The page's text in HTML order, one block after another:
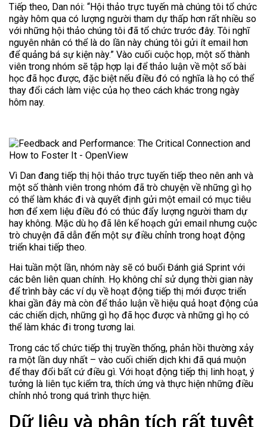
Tiếp theo, Dan nói: “Hội thảo trực tuyến mà chúng tôi tổ chức
ngày hôm qua có lượng người tham dự thấp hơn rất nhiều so
với những hội thảo chúng tôi đã tổ chức trước đây. Tôi nghĩ
nguyên nhân có thể là do lần này chúng tôi gửi ít email hơn
để quảng bá sự kiện này.” Vào cuối cuộc họp, một số thành
viên trong nhóm sẽ tập hợp lại để thảo luận về một số bài
học đã học được, đặc biệt nếu điều đó có nghĩa là họ có thể
thay đổi cách làm việc của họ theo cách khác trong ngày
hôm nay.
Vì Dan đang tiếp thị hội thảo trực tuyến tiếp theo nên anh và
một số thành viên trong nhóm đã trò chuyện về những gì họ
có thể làm khác đi và quyết định gửi một email có mục tiêu
hơn để xem liệu điều đó có thúc đẩy lượng người tham dự
hay không. Mặc dù họ đã lên kế hoạch gửi email nhưng cuộc
trò chuyện đã dẫn đến một sự điều chỉnh trong hoạt động
triển khai tiếp theo.
Hai tuần một lần, nhóm này sẽ có buổi Đánh giá Sprint với
các bên liên quan chính. Họ không chỉ sử dụng thời gian này
để trình bày các ví dụ về hoạt động tiếp thị mới được triển
khai gần đây mà còn để thảo luận về hiệu quả hoạt động của
các chiến dịch, những gì họ đã học được và những gì họ có
thể làm khác đi trong tương lai.
Trong các tổ chức tiếp thị truyền thống, phản hồi thường xảy
ra một lần duy nhất – vào cuối chiến dịch khi đã quá muộn
để thay đổi bất cứ điều gì. Với hoạt động tiếp thị linh hoạt, ý
tưởng là liên tục kiểm tra, thích ứng và thực hiện những điều
chỉnh nhỏ trong quá trình thực hiện.
Dữ liệu và phân tích rất tuyệt